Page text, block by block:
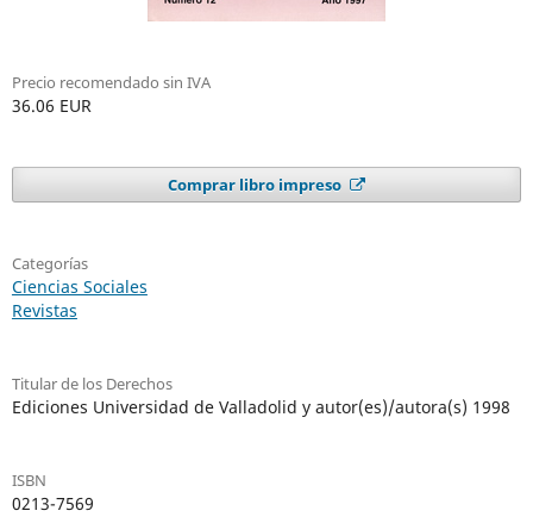
Precio recomendado sin IVA
36.06 EUR
Comprar libro impreso
Categorías
Ciencias Sociales
Revistas
Titular de los Derechos
Ediciones Universidad de Valladolid y autor(es)/autora(s) 1998
ISBN
0213-7569